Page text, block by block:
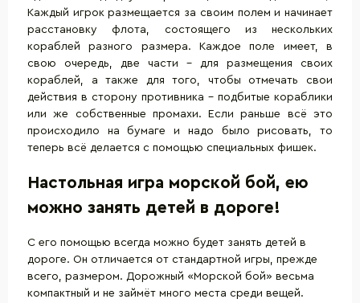
Каждый игрок размещается за своим полем и начинает
расстановку флота, состоящего из нескольких
кораблей разного размера. Каждое поле имеет, в
свою очередь, две части – для размещения своих
кораблей, а также для того, чтобы отмечать свои
действия в сторону противника – подбитые кораблики
или же собственные промахи. Если раньше всё это
происходило на бумаге и надо было рисовать, то
теперь всё делается с помощью специальных фишек.
Настольная игра морской бой, ею
можно занять детей в дороге!
С его помощью всегда можно будет занять детей в
дороге. Он отличается от стандартной игры, прежде
всего, размером. Дорожный «Морской бой» весьма
компактный и не займёт много места среди вещей.